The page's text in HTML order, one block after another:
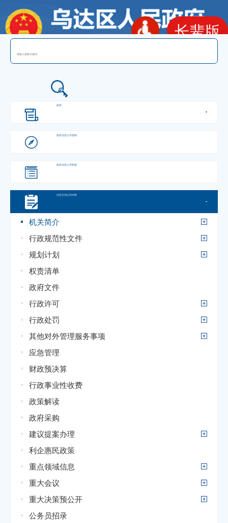
长辈版
政策
政府信息公开指南
政府信息公开制度
法定主动公开内容
机关简介
行政规范性文件
规划计划
权责清单
政府文件
行政许可
行政处罚
其他对外管理服务事项
应急管理
财政预决算
行政事业性收费
政策解读
政府采购
建议提案办理
利企惠民政策
重点领域信息
重大会议
重大决策预公开
公务员招录